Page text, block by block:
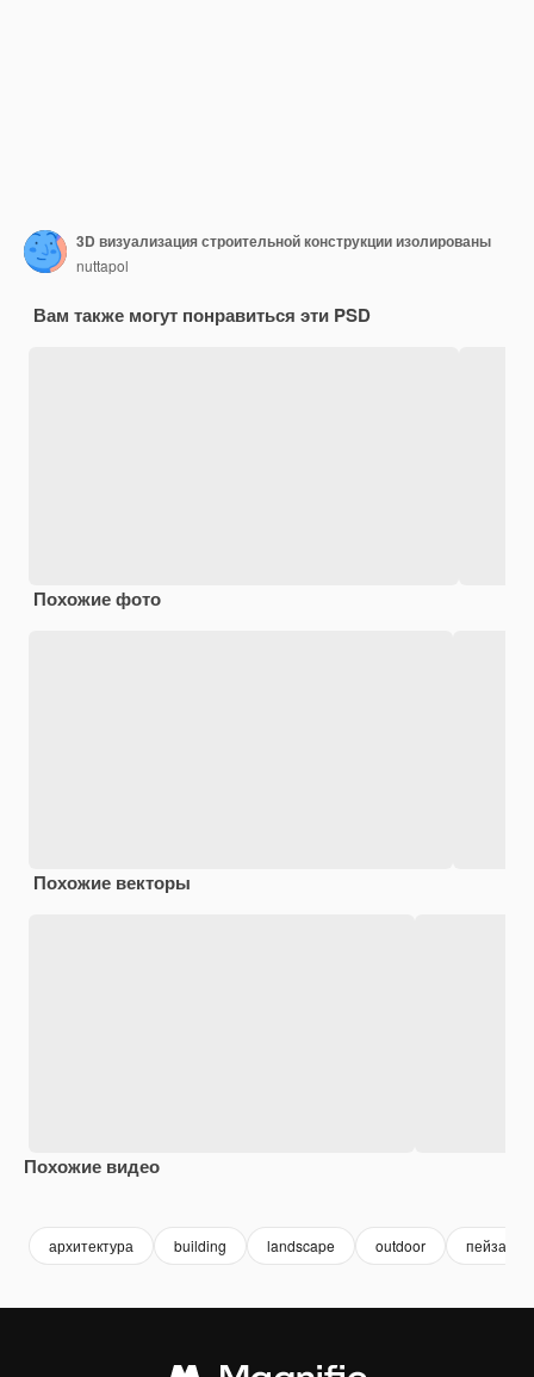
3D визуализация строительной конструкции изолированы
nuttapol
Вам также могут понравиться эти PSD
Похожие фото
Похожие векторы
Похожие видео
архитектура building landscape outdoor пейзаж